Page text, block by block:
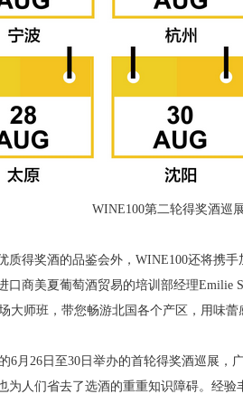
WINE100第二轮得奖酒巡
质得奖酒的品鉴会外，WINE100还将携
口商美夏葡萄酒贸易的培训部经理Emilie
大师班，带您畅游北国各个产区，用味
6月26日至30日举办的首轮得奖酒巡展
为人们省去了选酒的重重知识障碍。经